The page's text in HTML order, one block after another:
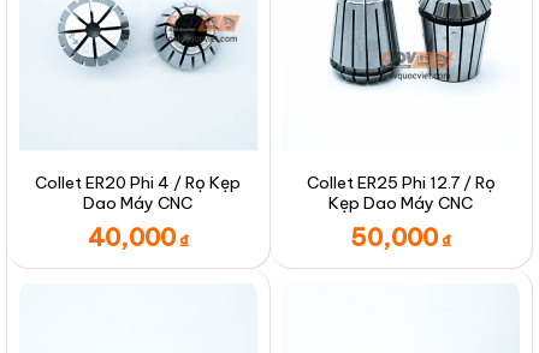
Collet ER20 Phi 4 / Rọ Kẹp
Dao Máy CNC
40,000 ₫
Collet ER25 Phi 12.7 / Rọ
Kẹp Dao Máy CNC
50,000 ₫